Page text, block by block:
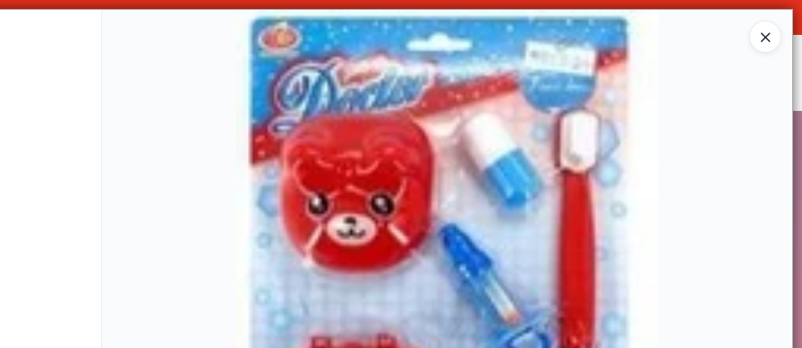
SUPERIORES A $100.000 10% DE DESCUENTO ! SOLO EN EFECTIVO
Ingresar a la Tienda
CÓMO COMPRAR QUIÉNES SOMOS DECO & HOGAR CONTACTO